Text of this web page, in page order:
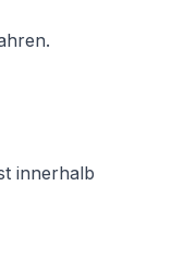
innerhalb